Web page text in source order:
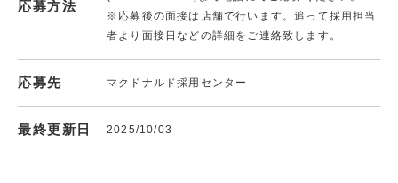
応募方法
※応募後の面接は店舗で行います。追って採用担当
者より面接日などの詳細をご連絡致します。
応募先 マクドナルド採用センター
最終更新日 2025/10/03